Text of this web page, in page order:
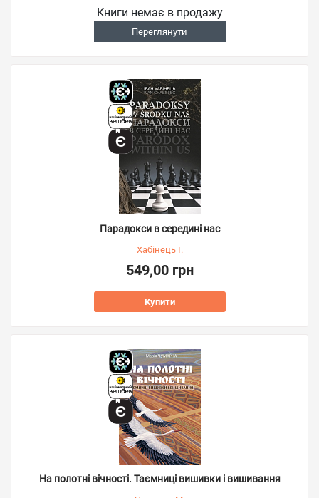
Книги немає в продажу
Переглянути
Парадокси в середині нас
Хабінець І.
549,00 грн
Купити
На полотні вічності. Таємниці вишивки і вишивання